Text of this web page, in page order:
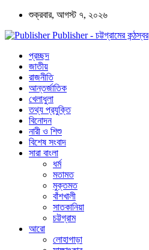
শুক্রবার, আগস্ট ৭, ২০২৬
Publisher - চট্টগ্রামের কন্ঠস্বর
প্রচ্ছদ
জাতীয়
রাজনীতি
আন্তর্জাতিক
খেলাধুলা
তথ্য প্রযুক্তি
বিনোদন
নারী ও শিশু
বিশেষ সংবাদ
সারা বাংলা
ধর্ম
মতামত
মুক্তমত
বাঁশখালী
সাতকানিয়া
চট্টগ্রাম
আরো
লোহাগাড়া